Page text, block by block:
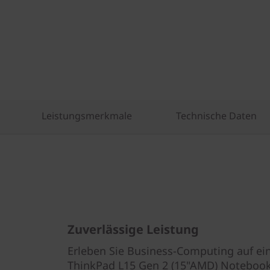
Leistungsmerkmale Technische Daten
Zuverlässige Leistung
Erleben Sie Business-Computing auf
ThinkPad L15 Gen 2 (15"AMD)